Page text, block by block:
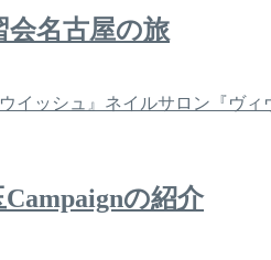
会名古屋の旅
イッシュ』ネイルサロン『ヴ
の紹介